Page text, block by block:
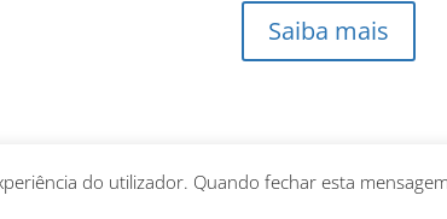
Saiba mais
Direitos Reservadosdo utilizador. Quando fechar esta